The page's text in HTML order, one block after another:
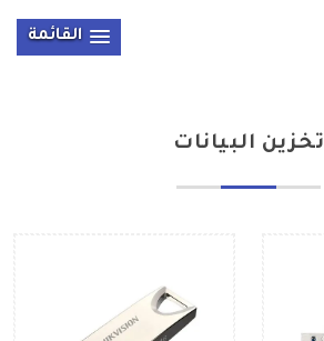
القائمة
تخزين البيانات